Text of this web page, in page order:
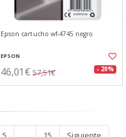
Epson cartucho wf-4745 negro
EPSON
46,01€ 57,51€ - 20%